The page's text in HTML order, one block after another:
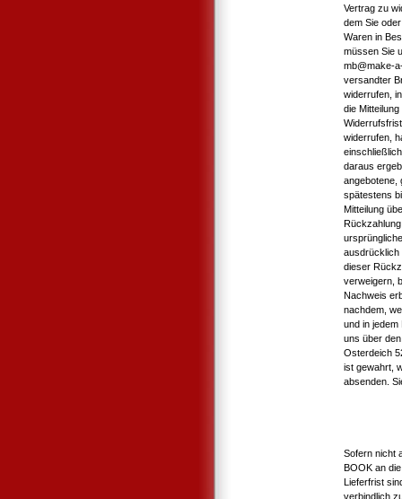
Vertrag zu
dem Sie
Waren in
müssen Sie
mb@make-
versandter
widerrufen,
die
widerrufen,
daraus
angebotene,
spätestens
Mitteilung
ausdrücklich
dieser
verweigern,
Nachweis
nachdem,
und in jedem
uns über
Osterdeich
ist gewahrt,
absenden.
Sofern nicht
BOOK an
Lieferfrist
verbindlich